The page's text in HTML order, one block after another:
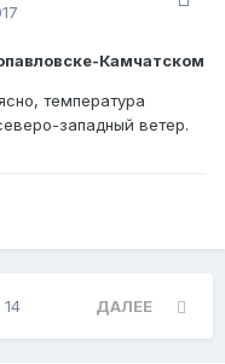
Камчатском
температура
западный ветер.
ДАЛЕЕ